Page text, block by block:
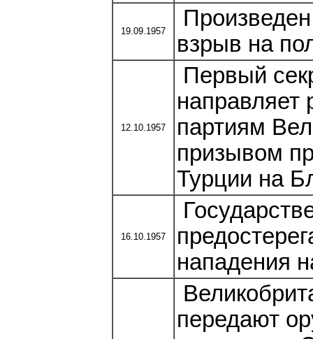
19.09.1957
взрыв на
12.10.1957
Первый
направляет
партиям
призывом
Турции на
16.10.1957
нападения
передают